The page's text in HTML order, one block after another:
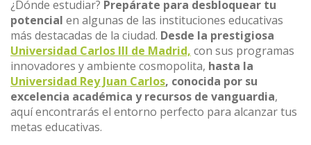
¿Dónde estudiar? Prepárate para desbloquear tu
potencial en algunas de las instituciones educativas
más destacadas de la ciudad. Desde la prestigiosa
Universidad Carlos III de Madrid, con sus programas
innovadores y ambiente cosmopolita, hasta la
Universidad Rey Juan Carlos, conocida por su
excelencia académica y recursos de vanguardia,
aquí encontrarás el entorno perfecto para alcanzar tus
metas educativas.